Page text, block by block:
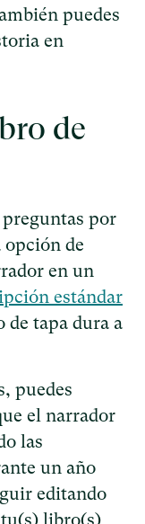
puedes
en
de
por
de
en un
estándar
tapa dura a
puedes
el narrador
las
un año
editando